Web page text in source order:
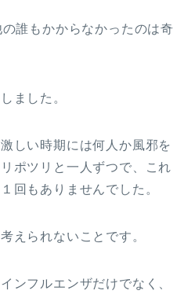
誰もかからなかったのは奇
ました。
しい時期には何人か風邪を
ポツリと一人ずつで、これ
回もありませんでした。
えられないことです。
ンフルエンザだけでなく、